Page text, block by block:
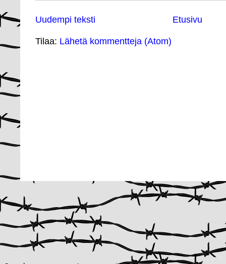
Uudempi teksti Etusivu
Tilaa: Lähetä kommentteja (Atom)